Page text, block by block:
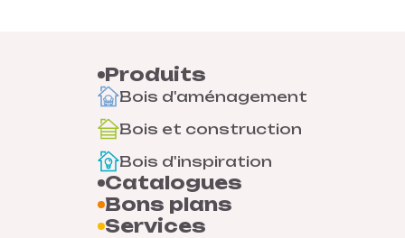
Produits
Bois d'aménagement
Bois et construction
Bois d'inspiration
Catalogues
Bons plans
Services